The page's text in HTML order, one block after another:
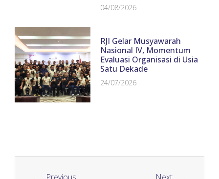
04/08/2026
RJI Gelar Musyawarah
Nasional IV, Momentum
Evaluasi Organisasi di Usia
Satu Dekade
24/07/2026